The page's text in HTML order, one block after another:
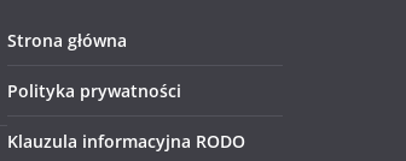
Strona główna
Polityka prywatności
Klauzula informacyjna RODO